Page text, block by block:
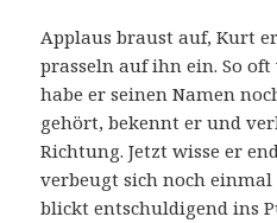
Applaus braust auf, Kurt
prasseln auf ihn ein. So
habe er seinen Namen
gehört, bekennt er und
Richtung. Jetzt wisse er
verbeugt sich noch
blickt entschuldigend ins